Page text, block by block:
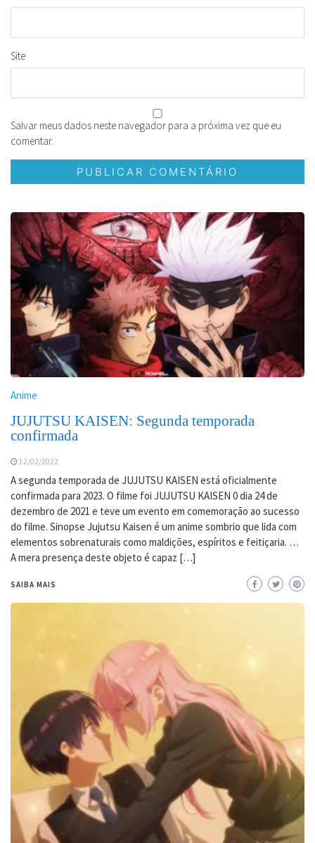
Site
Salvar meus dados neste navegador para a próxima vez que eu
comentar.
Anime
JUJUTSU KAISEN: Segunda temporada
confirmada
12/02/2022
A segunda temporada de JUJUTSU KAISEN está oficialmente
confirmada para 2023. O filme foi JUJUTSU KAISEN 0 dia 24 de
dezembro de 2021 e teve um evento em comemoração ao sucesso
do filme. Sinopse Jujutsu Kaisen é um anime sombrio que lida com
elementos sobrenaturais como maldições, espíritos e feitiçaria. …
A mera presença deste objeto é capaz […]
SAIBA MAIS